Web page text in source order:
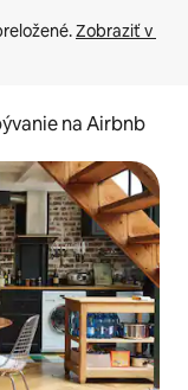
Zobraziť v
na Airbnb